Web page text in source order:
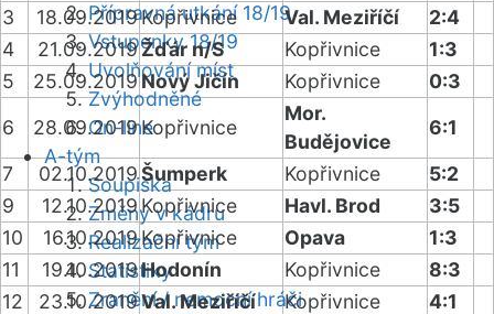
Přípravná utkání 18/19
Vstupenky 18/19
Uvolňování míst
Zvýhodněné
On-line
A-tým
Soupiska
Změny v kádru
Realizační tým
Statistiky
Zranění / nemocní hráči
3
18.09.2019Kopřivnice Val. Meziříčí
2:4
4
21.09.2019Žďár n/S Kopřivnice
1:3
5
25.09.2019 Nový Jičín Kopřivnice
0:3
6
28.09.2019Kopřivnice
Mor.
Budějovice
6:1
7
02.10.2019Šumperk Kopřivnice
5:2
9
12.10.2019Kopřivnice Havl. Brod
3:5
10
16.10.2019Kopřivnice Opava
1:3
11
19.10.2019Hodonín Kopřivnice
8:3
12
23.10.2019Val. Meziříčí Kopřivnice
4:1